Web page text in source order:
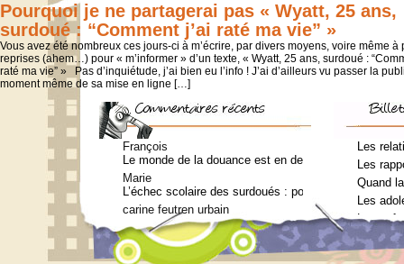
Pourquoi je ne partagerai pas « Wyatt, 25 ans,
surdoué : “Comment j’ai raté ma vie” »
Vous avez été nombreux ces jours-ci à m’écrire, par divers moyens, voire même à
reprises (ahem…) pour « m’informer » d’un texte, « Wyatt, 25 ans, surdoué :
raté ma vie” » Pas d’inquiétude, j’ai bien eu l’info ! J’ai d’ailleurs vu passer la
moment même de sa mise en ligne […]
François
Le monde de la douance est en deuil : Jean-Charles
Marie
L’échec scolaire des surdoués : pourquoi ? (Journal
carine feutren urbain
Petit lexique en lien avec le surdouement à l’usage
Marie
Qui consulter pour un bilan psychométrique ?
Les
Les
Quand
Les
Les